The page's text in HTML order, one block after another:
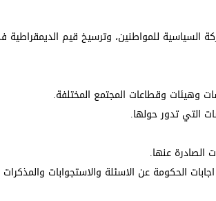
السياسية للمواطنين، وترسيخ قيم
وهيئات وقطاعات المجتمع المختلفة.
التي تدور حولها.
الصادرة عنها.
الحكومة عن الاسئلة والاستجوابات